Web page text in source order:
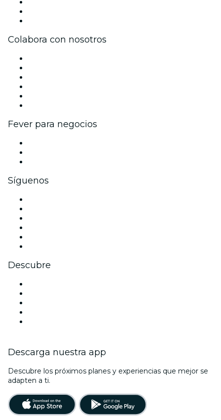
Colabora con nosotros
Fever para negocios
Síguenos
Descubre
Descarga nuestra app
Descubre los próximos planes y experiencias que mejor se
adapten a ti.